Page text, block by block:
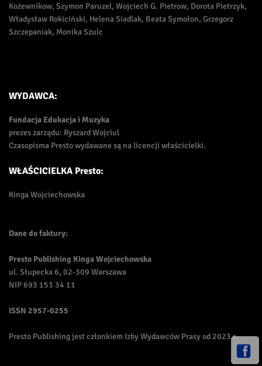
Kożewnikow, Szymon Paruzel, Wojciech G. Pietrow, Dorota Pietrzyk,
Władysław Rokiciński, Helena Siadlak, Beata Symołon, Grzegorz
Szczepaniak, Monika Szulc
WYDAWCA:
Fundacja Edukacja i Muzyka
prezes zarządu: Ryszard Wojciul
Czasopisma Presto wydawane są na licencji właścicielki.
WŁAŚCICIELKA Presto:
Kinga Wojciechowska
Dane do faktury:
Presto Publishing Kinga Wojciechowska
ul. Słupecka 6, 02-309 Warszawa
NIP 693 153 34 11
ISSN 2957-0255
Presto Publishing jest członkiem Izby Wydawców Prasy od 2023 r.